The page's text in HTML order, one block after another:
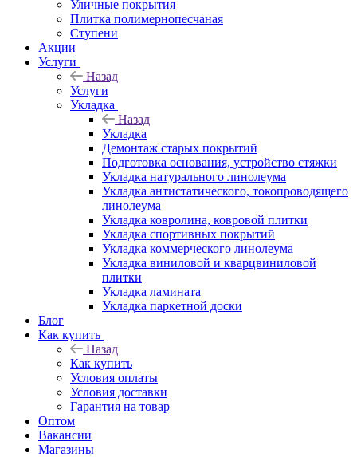
Уличные покрытия
Плитка полимернопесчаная
Ступени
Акции
Услуги
Назад
Услуги
Укладка
Назад
Укладка
Демонтаж старых покрытий
Подготовка основания, устройство стяжки
Укладка натурального линолеума
Укладка антистатического, токопроводящего
линолеума
Укладка ковролина, ковровой плитки
Укладка спортивных покрытий
Укладка коммерческого линолеума
Укладка виниловой и кварцвиниловой
плитки
Укладка ламината
Укладка паркетной доски
Блог
Как купить
Назад
Как купить
Условия оплаты
Условия доставки
Гарантия на товар
Оптом
Вакансии
Магазины